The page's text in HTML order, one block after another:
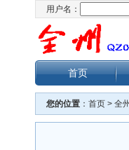
用户名：
首页
您的位置 ： 首页 > 全